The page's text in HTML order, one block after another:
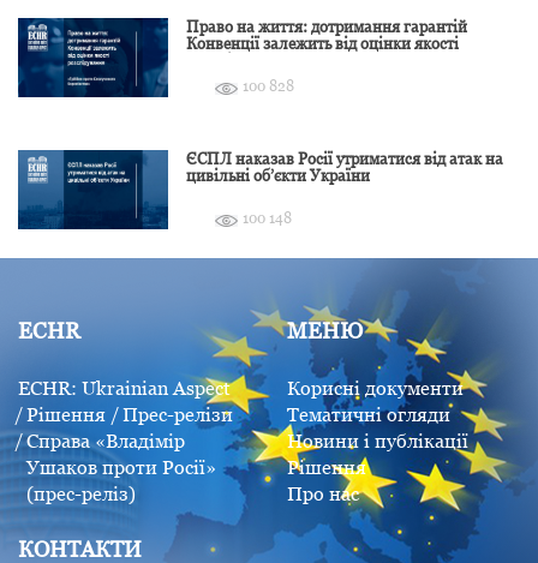
Право на життя: дотримання гарантій
Конвенції залежить від оцінки якості
100 828
ЄСПЛ наказав Росії утриматися від атак на
цивільні об’єкти України
100 148
ECHR
ECHR: Ukrainian Aspect
Рішення
Прес-релізи
Справа «Владімір
Ушаков проти Росії»
(прес-реліз)
МЕНЮ
Корисні документи
Тематичні огляди
Новини і публікації
Рішення
Про нас
КОНТАКТИ